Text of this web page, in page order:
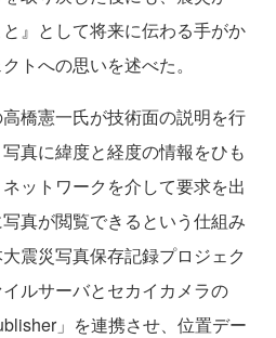
と』として将来に伝わる手がか
トへの思いを述べた。
高橋憲一氏が技術面の説明を行
真に緯度と経度の情報をひも
ットワークを介して要求を出
真が閲覧できるという仕組み
震災写真保存記録プロジェク
ルサーバとセカイカメラの
」を連携させ、位置デー